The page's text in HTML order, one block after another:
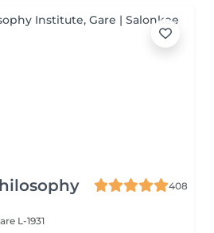
408
L-1931